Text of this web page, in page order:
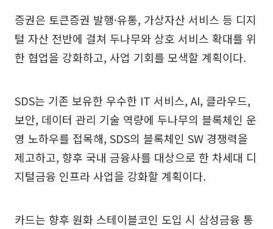
증권은 토큰증권 발행·유통, 가상자산 서비스 등 디지
털 자산 전반에 걸쳐 두나무와 상호 서비스 확대를 위
한 협업을 강화하고, 사업 기회를 모색할 계획이다.
SDS는 기존 보유한 우수한 IT 서비스, AI, 클라우드,
보안, 데이터 관리 기술 역량에 두나무의 블록체인 운
영 노하우를 접목해, SDS의 블록체인 SW 경쟁력을
제고하고, 향후 국내 금융사를 대상으로 한 차세대 디
지털금융 인프라 사업을 강화할 계획이다.
카드는 향후 원화 스테이블코인 도입 시 삼성금융 통